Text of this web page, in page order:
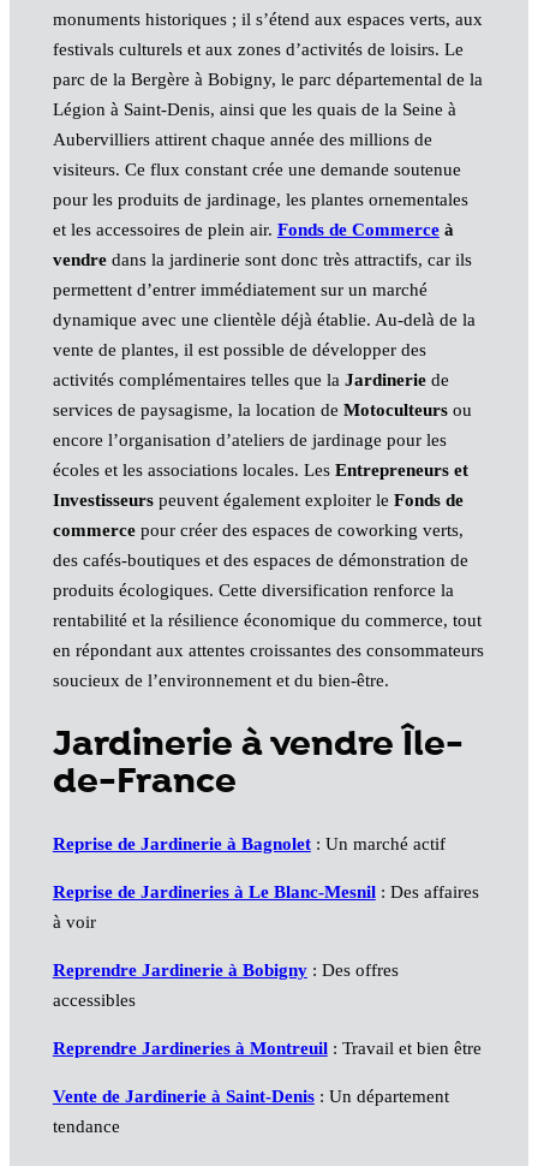
monuments historiques ; il s’étend aux espaces verts, aux
festivals culturels et aux zones d’activités de loisirs. Le
parc de la Bergère à Bobigny, le parc départemental de la
Légion à Saint‑Denis, ainsi que les quais de la Seine à
Aubervilliers attirent chaque année des millions de
visiteurs. Ce flux constant crée une demande soutenue
pour les produits de jardinage, les plantes ornementales
et les accessoires de plein air. Fonds de Commerceà
vendredans la jardinerie sont donc très attractifs, car ils
permettent d’entrer immédiatement sur un marché
dynamique avec une clientèle déjà établie. Au-delà de la
vente de plantes, il est possible de développer des
activités complémentaires telles que la Jardineriede
services de paysagisme, la location de Motoculteursou
encore l’organisation d’ateliers de jardinage pour les
écoles et les associations locales. Les Entrepreneurs et
Investisseurspeuvent également exploiter le Fonds de
commercepour créer des espaces de coworking verts,
des cafés‑boutiques et des espaces de démonstration de
produits écologiques. Cette diversification renforce la
rentabilité et la résilience économique du commerce, tout
en répondant aux attentes croissantes des consommateurs
soucieux de l’environnement et du bien‑être.
Jardinerie à vendre Île-
de-France
Reprise de Jardinerie à Bagnolet: Un marché actif
Reprise de Jardineries à Le Blanc-Mesnil: Des affaires
à voir
Reprendre Jardinerie à Bobigny: Des offres
accessibles
Reprendre Jardineries à Montreuil: Travail et bien être
Vente de Jardinerie à Saint-Denis: Un département
tendance